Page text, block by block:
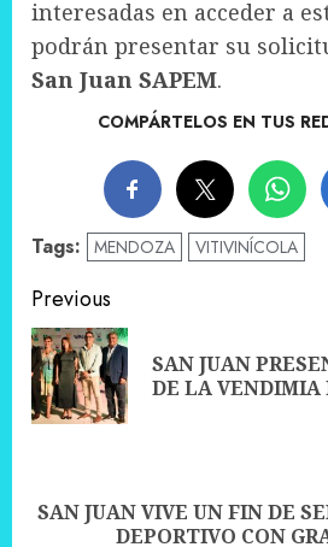
interesadas en acceder a
podrán presentar su
San Juan SAPEM.
COMPÁRTELOS EN TUS
Tags: MENDOZA VITIVINÍCOLA
Post
navigation
Previous
SAN JUAN
DE LA VENDIMIA
Next
SAN JUAN VIVE UN FIN DE
DEPORTIVO CON